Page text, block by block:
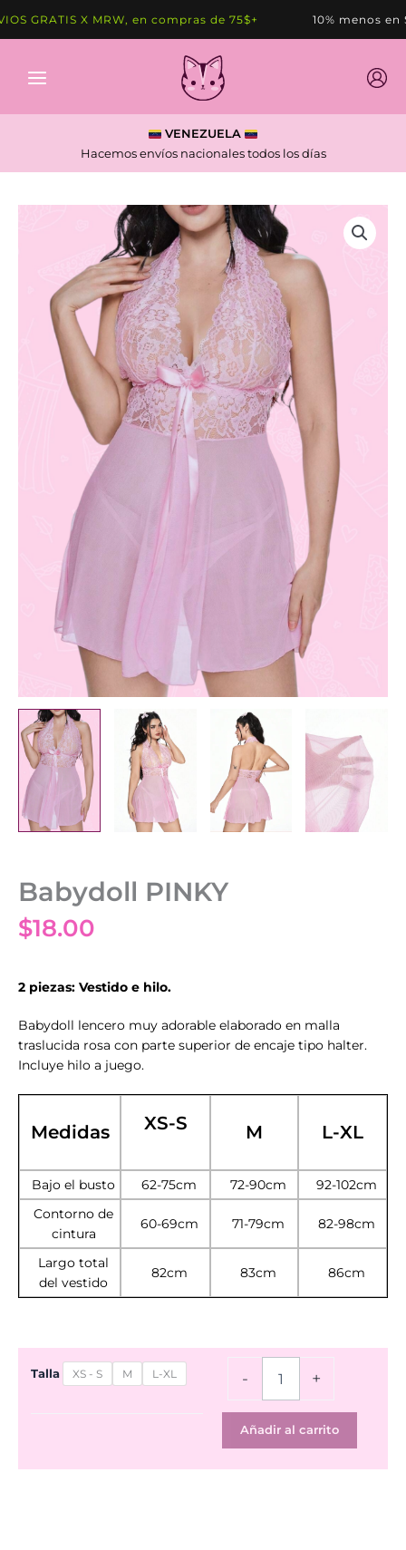
al
GRATIS X MRW, en compras de 75$+ 10% menos en
VENEZUELA
Hacemos envíos nacionales todos los días
Babydoll PINKY
$18.00
2 piezas: Vestido e hilo.
Babydoll lencero muy adorable elaborado en malla
traslucida rosa con parte superior de encaje tipo halter.
Incluye hilo a juego.
Medidas XS-S M L-XL
Bajo el busto 62-75cm 72-90cm
92-102cm
Contorno de
cintura
60-69cm 71-79cm 82-98cm
Largo total
del vestido
82cm 83cm 86cm
Talla XS - S M L-XL -
PINKY
cantidad
+
Añadir al carrito